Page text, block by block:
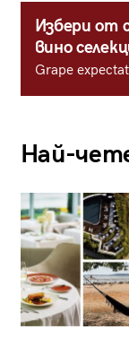
Избери от
вино
Grape
Най-